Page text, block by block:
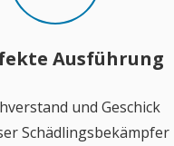
Ausführung
und Geschick
Schädlingsbekämpfer